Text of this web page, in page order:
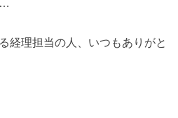
…
経理担当の人、いつもありがと